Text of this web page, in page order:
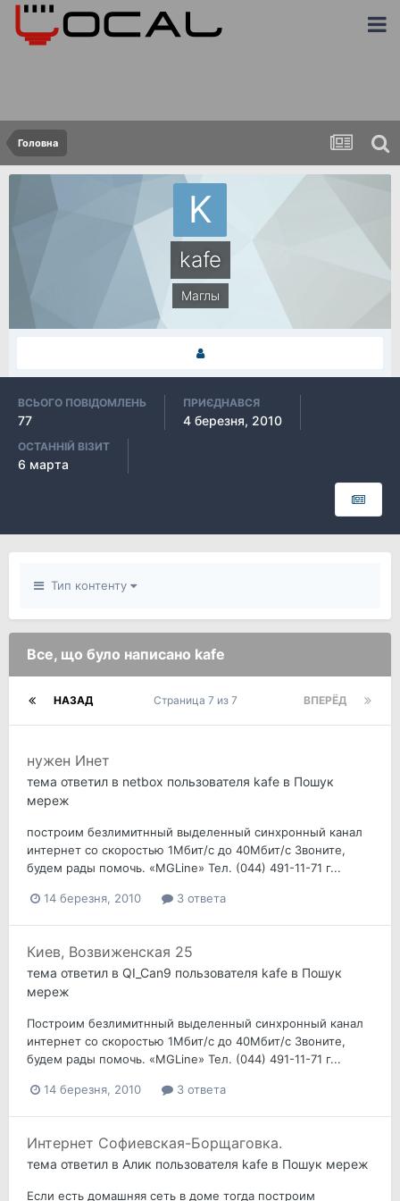
Головна
kafe
Маглы
ВСЬОГО ПОВІДОМЛЕНЬ
77
ПРИЄДНАВСЯ
4 березня, 2010
ОСТАННІЙ ВІЗИТ
6 марта
Тип контенту
Все, що було написано kafe
НАЗАД ВПЕРЁД
Страница 7 из 7
нужен Инет
тема ответил в netbox пользователя kafe в Пошук
мереж
построим безлимитнный выделенный синхронный канал
интернет со скоростью 1Мбит/c до 40Мбит/c Звоните,
будем рады помочь. «MGLine» Тел. (044) 491-11-71 г...
14 березня, 2010 3 ответа
Киев, Возвиженская 25
тема ответил в QI_Can9 пользователя kafe в Пошук
мереж
Построим безлимитнный выделенный синхронный канал
интернет со скоростью 1Мбит/c до 40Мбит/c Звоните,
будем рады помочь. «MGLine» Тел. (044) 491-11-71 г...
14 березня, 2010 3 ответа
Интернет Софиевская-Борщаговка.
тема ответил в Алик пользователя kafe в Пошук мереж
Если есть домашняя сеть в доме тогда построим